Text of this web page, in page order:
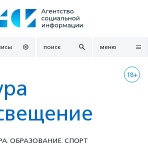
поиск меню
18+
ОБРАЗОВАНИЕ. СПОРТ